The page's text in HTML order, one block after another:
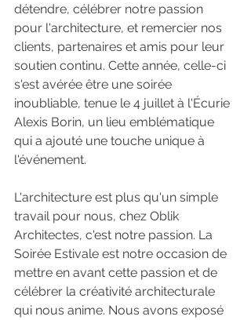
détendre, célébrer notre passion
pour l'architecture, et remercier nos
clients, partenaires et amis pour leur
soutien continu. Cette année, celle-ci
s'est avérée être une soirée
inoubliable, tenue le 4 juillet à l'Écurie
Alexis Borin, un lieu emblématique
qui a ajouté une touche unique à
l'événement.
L'architecture est plus qu'un simple
travail pour nous, chez Oblik
Architectes, c'est notre passion. La
Soirée Estivale est notre occasion de
mettre en avant cette passion et de
célébrer la créativité architecturale
qui nous anime. Nous avons exposé